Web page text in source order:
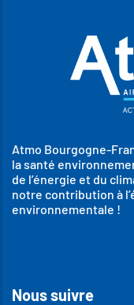
Atmo Bourgogne-
la santé
de l’énergie et du
notre contribution à
environnementale !
Nous suivre